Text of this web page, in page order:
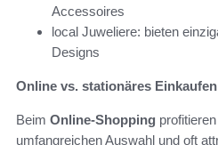
Accessoires
local Juweliere: bieten
Designs
Online vs. stationäres Einkaufen
Beim Online-Shopping
umfangreichen Auswahl und oft